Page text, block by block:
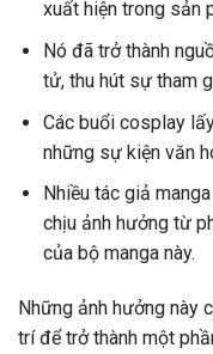
xuất hiện trong sản
Nó đã trở thành
tử, thu hút sự tham
Các buổi cosplay
những sự kiện văn
Nhiều tác giả
chịu ảnh hưởng từ
của bộ manga này.
Những ảnh hưởng này
trí để trở thành một